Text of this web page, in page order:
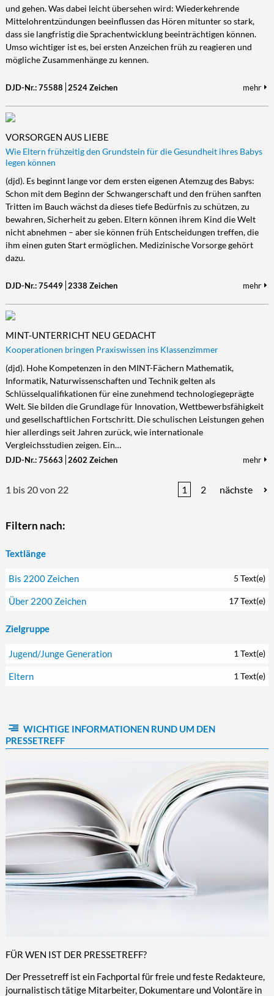
und gehen. Was dabei leicht übersehen wird: Wiederkehrende
Mittelohrentzündungen beeinflussen das Hören mitunter so stark,
dass sie langfristig die Sprachentwicklung beeinträchtigen können.
Umso wichtiger ist es, bei ersten Anzeichen früh zu reagieren und
mögliche Zusammenhänge zu kennen.
DJD-Nr.: 75588 2524 Zeichen mehr
VORSORGEN AUS LIEBE
Wie Eltern frühzeitig den Grundstein für die Gesundheit ihres Babys
legen können
(djd). Es beginnt lange vor dem ersten eigenen Atemzug des Babys:
Schon mit dem Beginn der Schwangerschaft und den frühen sanften
Tritten im Bauch wächst da dieses tiefe Bedürfnis zu schützen, zu
bewahren, Sicherheit zu geben. Eltern können ihrem Kind die Welt
nicht abnehmen – aber sie können früh Entscheidungen treffen, die
ihm einen guten Start ermöglichen. Medizinische Vorsorge gehört
dazu.
DJD-Nr.: 75449 2338 Zeichen mehr
MINT-UNTERRICHT NEU GEDACHT
Kooperationen bringen Praxiswissen ins Klassenzimmer
(djd). Hohe Kompetenzen in den MINT-Fächern Mathematik,
Informatik, Naturwissenschaften und Technik gelten als
Schlüsselqualifikationen für eine zunehmend technologiegeprägte
Welt. Sie bilden die Grundlage für Innovation, Wettbewerbsfähigkeit
und gesellschaftlichen Fortschritt. Die schulischen Leistungen gehen
hier allerdings seit Jahren zurück, wie internationale
Vergleichsstudien zeigen. Ein…
DJD-Nr.: 75663 2602 Zeichen mehr
1 bis 20 von 22 1 2 nächste
Filtern nach:
Textlänge
Bis 2200 Zeichen 5 Text(e)
Über 2200 Zeichen 17 Text(e)
Zielgruppe
Jugend/Junge Generation 1 Text(e)
Eltern 1 Text(e)
WICHTIGE INFORMATIONEN RUND UM DEN
PRESSETREFF
FÜR WEN IST DER PRESSETREFF?
Der Pressetreff ist ein Fachportal für freie und feste Redakteure,
journalistisch tätige Mitarbeiter, Dokumentare und Volontäre in